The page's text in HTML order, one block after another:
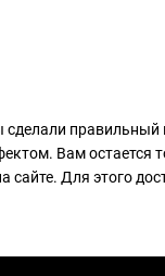
Вам остается
Для этого